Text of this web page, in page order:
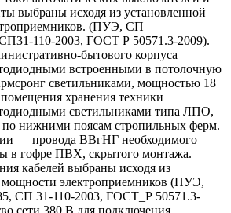
выбраны исходя из установленной
(ПУЭ, СП
110-2003, ГОСТ Р 50571.3-2009).
бытового корпуса
встроенными в потолочную
светильниками, мощностью 18
хранения техники
светильниками типа ЛПО,
по нижними поясам стропильных ферм.
— провода ВВгНГ необходимого
в гофре ПВХ, скрытого монтажа.
кабелей выбраны исходя из
мощности электроприемников (ПУЭ,
СП 31-110-2003, ГОСТ_Р 50571.3-
сети 380 В для подключения